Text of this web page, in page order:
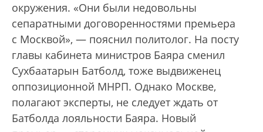
окружения. «Они были недовольны
сепаратными договоренностями премьера
с Москвой», — пояснил политолог. На посту
главы кабинета министров Баяра сменил
Сухбаатарын Батболд, тоже выдвиженец
оппозиционной МНРП. Однако Москве,
полагают эксперты, не следует ждать от
Батболда лояльности Баяра. Новый